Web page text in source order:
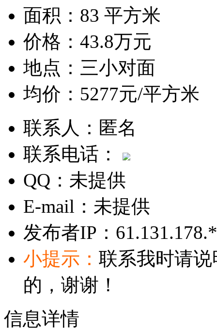
面积： 83 平方米
价格： 43.8万元
地点： 三小对面
均价： 5277元/平方米
联系人： 匿名
联系电话：
QQ： 未提供
E-mail： 未提供
发布者IP： 61.131.178.*
小提示： 联系我时请
的，谢谢！
信息详情